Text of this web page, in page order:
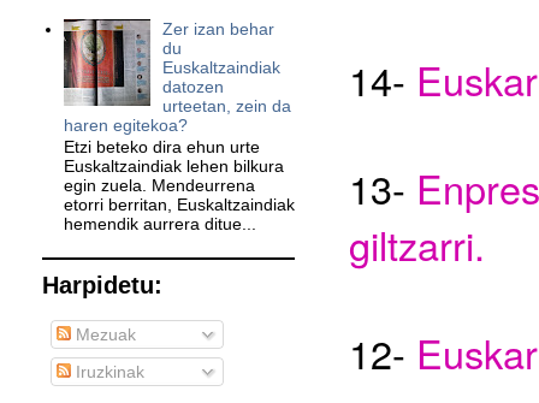
14-
13-
giltzarri.
12-
Zer izan behar
du
Euskaltzaindiak
datozen
urteetan, zein da
haren egitekoa?
Etzi beteko dira ehun urte
Euskaltzaindiak lehen bilkura
egin zuela. Mendeurrena
etorri berritan, Euskaltzaindiak
hemendik aurrera ditue...
Harpidetu:
Mezuak
Iruzkinak